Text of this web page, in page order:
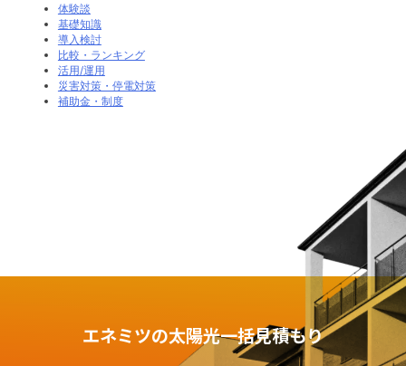
体験談
基礎知識
導入検討
比較・ランキング
活用/運用
災害対策・停電対策
補助金・制度
エネミツの太陽光一括見積もり